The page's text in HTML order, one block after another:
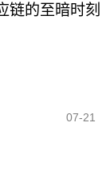
链的至暗时刻
07-21